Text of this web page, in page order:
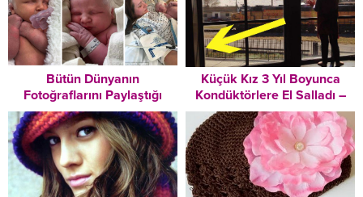
Bütün Dünyanın
Fotoğraflarını Paylaştığı
Pamuk Prensese Benzeyen
O Bebek
Küçük Kız 3 Yıl Boyunca
Kondüktörlere El Salladı –
Bir Gün Kızın Pencerede
Olmadığını Farkettiler